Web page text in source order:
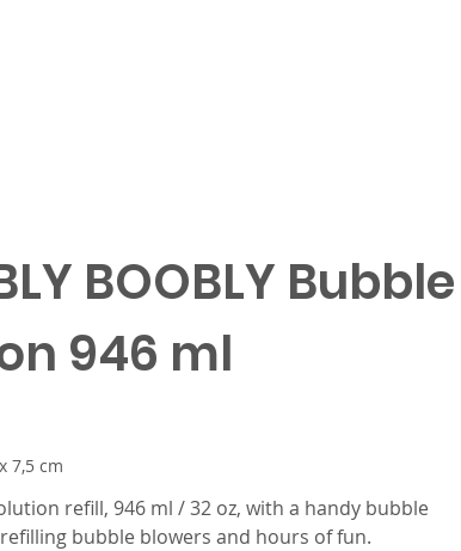
BOOBLY Bubble
946 ml
7,5 cm
refill, 946 ml / 32 oz, with a handy bubble
bubble blowers and hours of fun.